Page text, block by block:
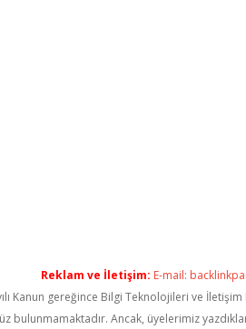
Reklam ve İletişim: E-mail:
Kanun gereğince Bilgi Teknolojileri ve
bulunmamaktadır. Ancak, üyelerimiz